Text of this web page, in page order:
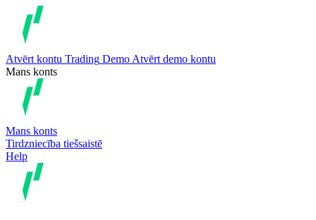
Atvērt kontu Trading Demo Atvērt demo kontu
Mans konts
Mans konts
Tirdzniecība tiešsaistē
Help